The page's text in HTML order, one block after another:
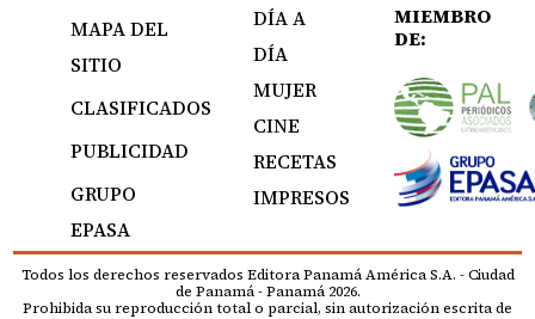
MAPA DEL
SITIO
CLASIFICADOS
PUBLICIDAD
GRUPO
EPASA
DÍA A
DÍA
MUJER
CINE
RECETAS
IMPRESOS
MIEMBRO
DE:
Todos los derechos reservados Editora Panamá América S.A. - Ciudad
de Panamá - Panamá 2026.
Prohibida su reproducción total o parcial, sin autorización escrita de